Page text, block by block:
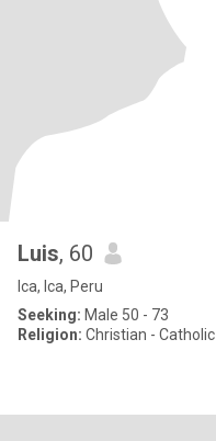
Luis, 60
Ica, Ica, Peru
Seeking: Male 50 - 73
Religion: Christian - Catholic